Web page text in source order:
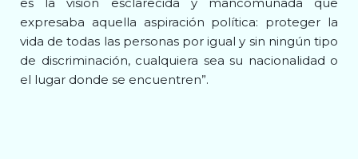
expresaba aquella aspiración política: proteger la
vida de todas las personas por igual y sin ningún tipo
de discriminación, cualquiera sea su nacionalidad o
el lugar donde se encuentren”.